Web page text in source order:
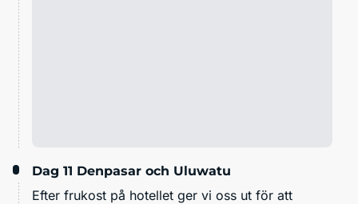
Dag 11 Denpasar och Uluwatu
Efter frukost på hotellet ger vi oss ut för att